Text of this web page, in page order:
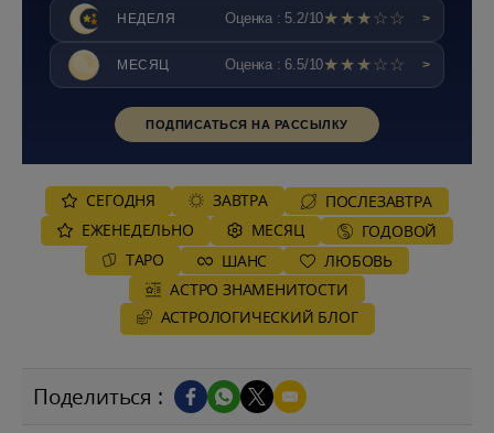
НЕДЕЛЯ Оценка : 5.2/10★★★☆☆ >
МЕСЯЦ Оценка : 6.5/10★★★☆☆ >
ПОДПИСАТЬСЯ НА РАССЫЛКУ
СЕГОДНЯ ЗАВТРА
ПОСЛЕЗАВТРА
ЕЖЕНЕДЕЛЬНО
MЕСЯЦ
ГОДОВОЙ
ТАРО
ШАНС
ЛЮБОВЬ
АСТРО ЗНАМЕНИТОСТИ
AСТРОЛОГИЧЕСКИЙ БЛОГ
Поделиться :